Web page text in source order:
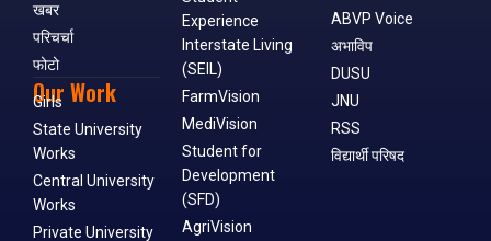
खबर
परिचर्चा
फोटो
Our Work
Girls
State University
Works
Central University
Works
Private University
Experience
Interstate Living
(SEIL)
FarmVision
MediVision
Student for
Development
(SFD)
AgriVision
ABVP Voice
अभाविप
DUSU
JNU
RSS
विद्यार्थी परिषद